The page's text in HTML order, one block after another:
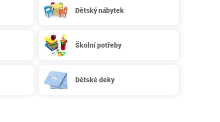
Dětský nábytek
Školní potřeby
Dětské deky